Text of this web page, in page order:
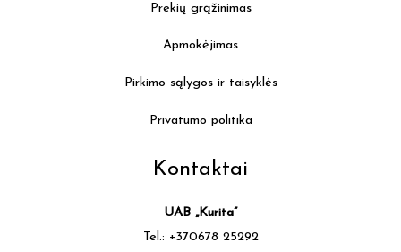
Prekių grąžinimas
Apmokėjimas
Pirkimo sąlygos ir taisyklės
Privatumo politika
Kontaktai
UAB „Kurita”
Tel.: +370678 25292